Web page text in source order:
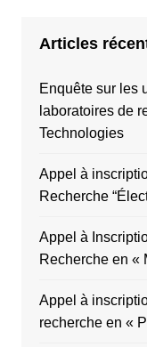
Articles
Enquête sur les
laboratoires de
Technologies
Appel à
Recherche
Appel à
Recherche en «
Appel à
recherche en «